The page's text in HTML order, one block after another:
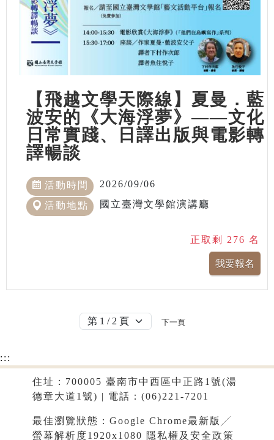
【飛越文學天際線】夏曼．藍
波安的《大海浮夢》——文化
日常實踐、日譯出版與電影轉
譯暢談
活動時間 2026/09/06
活動地點 國立臺灣文學館演講廳
正取剩 276 名
下一頁
:::
住址：700005 臺南市中西區中正路1號(湯
德章大道1號) | 電話：(06)221-7201
最佳瀏覽狀態：Google Chrome最新版╱
螢幕解析度1920x1080 隱私權及安全政策